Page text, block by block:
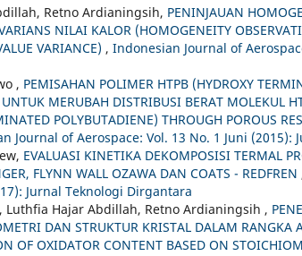
Retno Ardianingsih, PENINJAUAN
NILAI KALOR (HOMOGENEITY
VARIANCE) , Indonesian Journal of
, PEMISAHAN POLIMER HTPB (HYDROXY
MERUBAH DISTRIBUSI BERAT MOLEKUL
POLYBUTADIENE) THROUGH POROUS
Journal of Aerospace: Vol. 13 No. 1 Juni (2015):
EVALUASI KINETIKA DEKOMPOSISI TERMAL
FLYNN WALL OZAWA DAN COATS - REDFREN
Jurnal Teknologi Dirgantara
Luthfia Hajar Abdillah, Retno Ardianingsih ,
DAN STRUKTUR KRISTAL DALAM RANGKA
OF OXIDATOR CONTENT BASED ON